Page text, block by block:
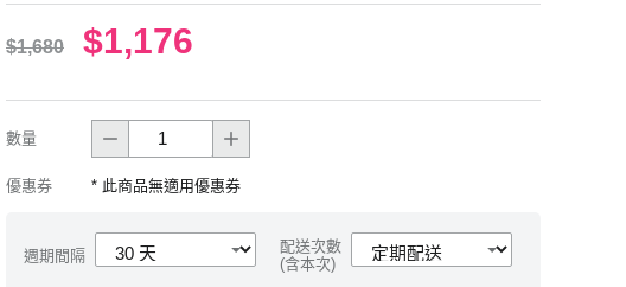
$1,680 $1,176
數量
優惠券 * 此商品無適用優惠券
週期間隔
配送次數
(含本次)